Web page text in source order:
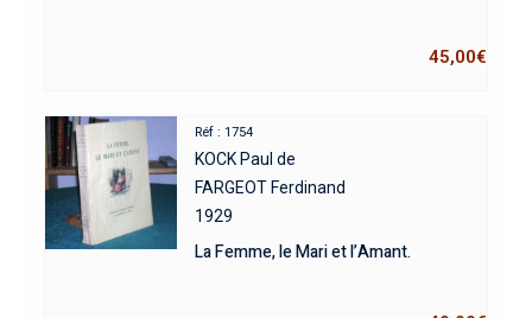
45,00€
Réf : 1754
KOCK Paul de
FARGEOT Ferdinand
1929
La Femme, le Mari et l’Amant.